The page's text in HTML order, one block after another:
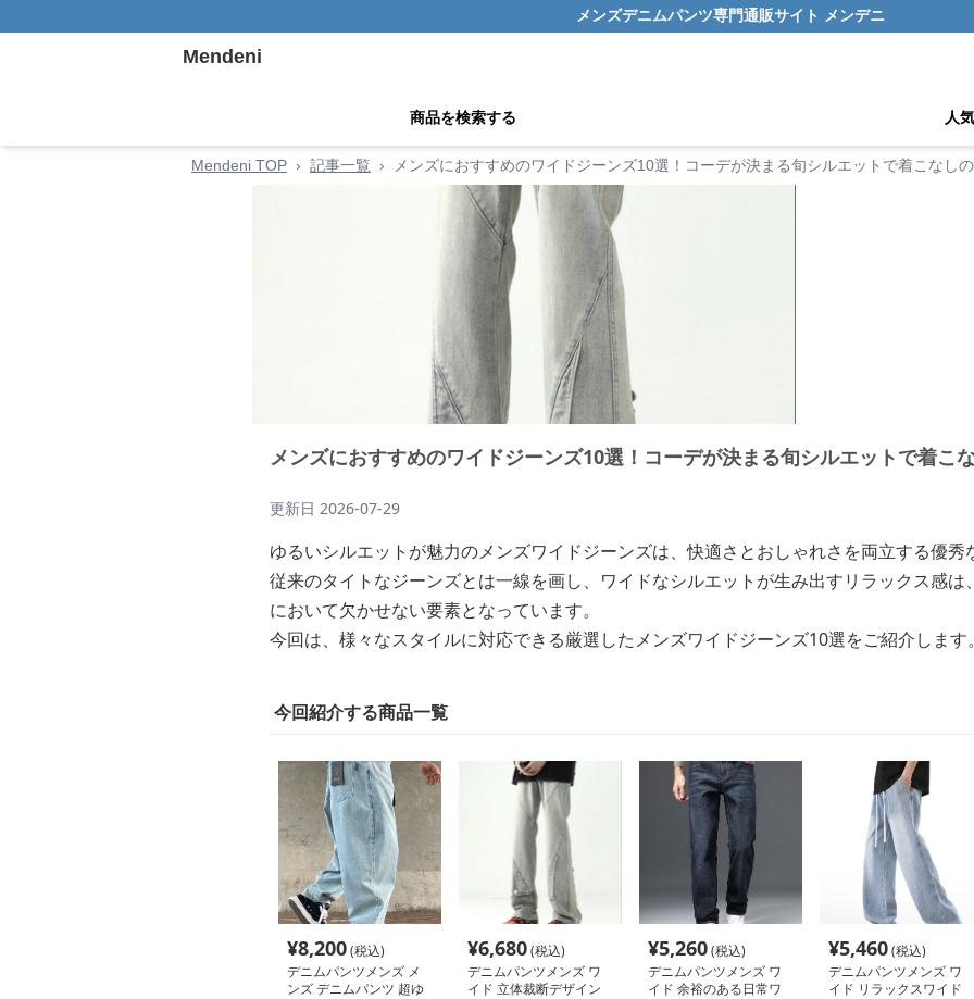
メンズデニムパンツ専門通販サイト メンデニ
Mendeni
商品を検索する 人
Mendeni TOP › 記事一覧 › メンズにおすすめのワイドジーンズ10選！コーデが決まる旬シルエットで着こなし
メンズにおすすめのワイドジーンズ10選！コーデが決まる旬シルエットで着こ
更新日 2026-07-29
ゆるいシルエットが魅力のメンズワイドジーンズは、快適さとおしゃれさを両立する優秀
従来のタイトなジーンズとは一線を画し、ワイドなシルエットが生み出すリラックス感は
において欠かせない要素となっています。
今回は、様々なスタイルに対応できる厳選したメンズワイドジーンズ10選をご紹介します。
今回紹介する商品一覧
¥8,200(税込)
デニムパンツメンズ メ
ンズ デニムパンツ 超ゆ
¥6,680(税込)
デニムパンツメンズ ワ
イド 立体裁断デザイン
¥5,260(税込)
デニムパンツメンズ ワ
イド 余裕のある日常ワ
¥5,460(税込)
デニムパンツメンズ ワ
イド リラックスワイド